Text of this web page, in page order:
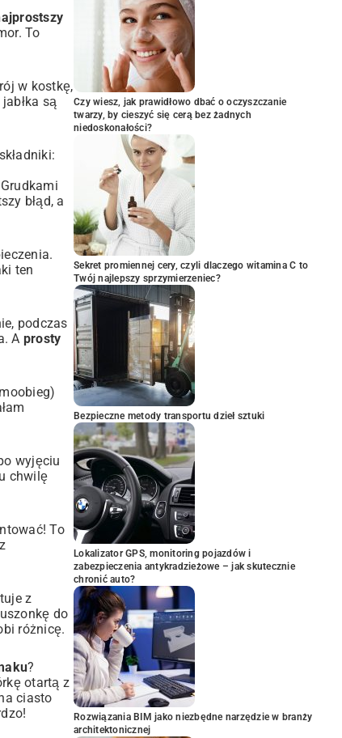
To
w kostkę,
są
błąd, a
ten
podczas
A prosty
wyjęciu
chwilę
To
z
do
różnicę.
?
otartą z
ciasto
Czy wiesz, jak prawidłowo dbać o oczyszczanie
twarzy, by cieszyć się cerą bez żadnych
niedoskonałości?
Sekret promiennej cery, czyli dlaczego witamina C to
Twój najlepszy sprzymierzeniec?
Bezpieczne metody transportu dzieł sztuki
Lokalizator GPS, monitoring pojazdów i
zabezpieczenia antykradzieżowe – jak skutecznie
chronić auto?
Rozwiązania BIM jako niezbędne narzędzie w branży
architektonicznej